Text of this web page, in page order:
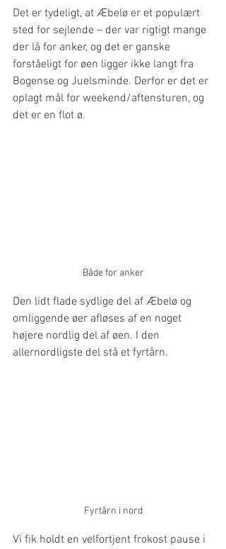
Det er tydeligt, at Æbelø er et populært
sted for sejlende – der var rigtigt mange
der lå for anker, og det er ganske
forståeligt for øen ligger ikke langt fra
Bogense og Juelsminde. Derfor er det er
oplagt mål for weekend/aftensturen, og
det er en flot ø.
Både for anker
Den lidt flade sydlige del af Æbelø og
omliggende øer afløses af en noget
højere nordlig del af øen. I den
allernordligste del stå et fyrtårn.
Fyrtårn i nord
Vi fik holdt en velfortjent frokost pause i